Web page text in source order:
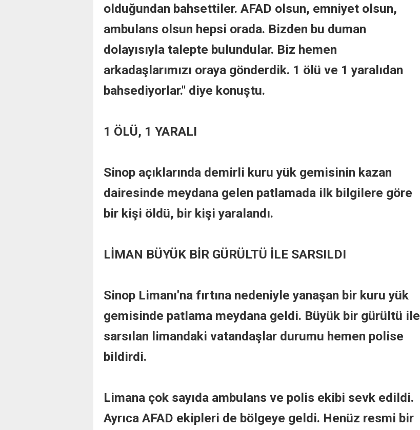
olduğundan bahsettiler. AFAD olsun, emniyet olsun,
ambulans olsun hepsi orada. Bizden bu duman
dolayısıyla talepte bulundular. Biz hemen
arkadaşlarımızı oraya gönderdik. 1 ölü ve 1 yaralıdan
bahsediyorlar." diye konuştu.
1 ÖLÜ, 1 YARALI
Sinop açıklarında demirli kuru yük gemisinin kazan
dairesinde meydana gelen patlamada ilk bilgilere göre
bir kişi öldü, bir kişi yaralandı.
LİMAN BÜYÜK BİR GÜRÜLTÜ İLE SARSILDI
Sinop Limanı'na fırtına nedeniyle yanaşan bir kuru yük
gemisinde patlama meydana geldi. Büyük bir gürültü ile
sarsılan limandaki vatandaşlar durumu hemen polise
bildirdi.
Limana çok sayıda ambulans ve polis ekibi sevk edildi.
Ayrıca AFAD ekipleri de bölgeye geldi. Henüz resmi bir